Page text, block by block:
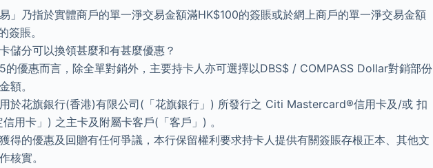
易」乃指於實體商戶的單一淨交易金額滿HK$100的簽賬或於網上商戶的單一淨交易金額
簽賬。
儲分可以換領甚麼和有甚麼優惠？
的優惠而言，除全單對銷外，主要持卡人亦可選擇以DBS$ / COMPASS Dollar對銷部份
額。
於花旗銀行(香港)有限公司(「花旗銀行」) 所發行之 Citi Mastercard®信用卡及/或 扣
用卡」) 之主卡及附屬卡客戶(「客戶」) 。
得的優惠及回贈有任何爭議，本行保留權利要求持卡人提供有關簽賬存根正本、其他文
核實。